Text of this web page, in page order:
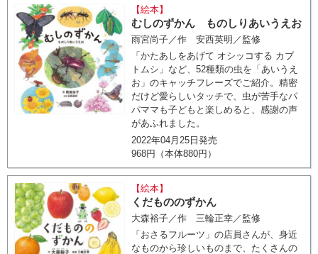
【絵本】
むしのずかん ものしりあいうえお
雨宮尚子／作 安西英明／監修
「かたあしをあげて オシッコする カブ
トムシ」など、52種類の虫を「あいうえ
お」のキャッチフレーズでご紹介。精密
だけど愛らしいタッチで、虫が苦手なパ
パママも子どもと楽しめると、感謝の声
があふれました。
2022年04月25日発売
968円（本体880円）
【絵本】
くだもののずかん
大森裕子／作 三輪正幸／監修
「おさるフルーツ」の店員さんが、身近
なものから珍しいものまで、たくさんの